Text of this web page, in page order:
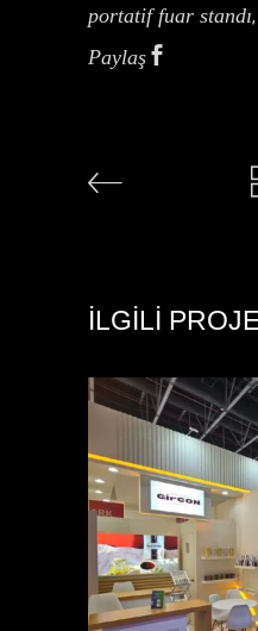
portatif fuar standı,
Paylaş
İLGILI